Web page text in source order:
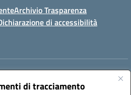
di tracciamento
Archivio Trasparenza
di accessibilità
czic869004@istruzione.it